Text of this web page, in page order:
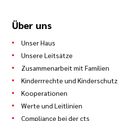
Über uns
Unser Haus
Unsere Leitsätze
Zusammenarbeit mit Familien
Kinderrrechte und Kinderschutz
Kooperationen
Werte und Leitlinien
Compliance bei der cts